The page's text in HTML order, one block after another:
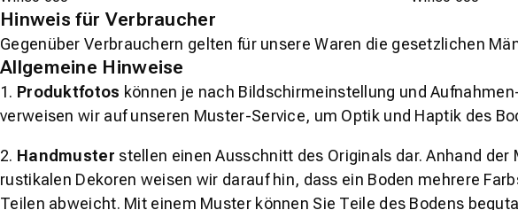
Hinweis für Verbraucher
Gegenüber Verbrauchern gelten für unsere Waren die gesetzlichen
Allgemeine Hinweise
1. Produktfotos können je nach Bildschirmeinstellung und
verweisen wir auf unseren Muster-Service, um Optik und Haptik des
2. Handmuster stellen einen Ausschnitt des Originals dar. Anhand
rustikalen Dekoren weisen wir darauf hin, dass ein Boden mehrere
Teilen abweicht. Mit einem Muster können Sie Teile des Bodens